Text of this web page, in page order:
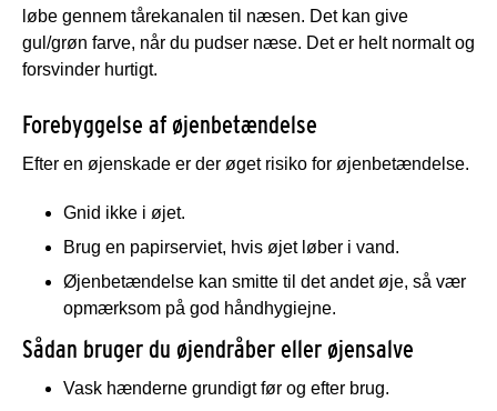
løbe gennem tårekanalen til næsen. Det kan give
gul/grøn farve, når du pudser næse. Det er helt normalt og
forsvinder hurtigt.
Forebyggelse af øjenbetændelse
Efter en øjenskade er der øget risiko for øjenbetændelse.
Gnid ikke i øjet.
Brug en papirserviet, hvis øjet løber i vand.
Øjenbetændelse kan smitte til det andet øje, så vær
opmærksom på god håndhygiejne.
Sådan bruger du øjendråber eller øjensalve
Vask hænderne grundigt før og efter brug.